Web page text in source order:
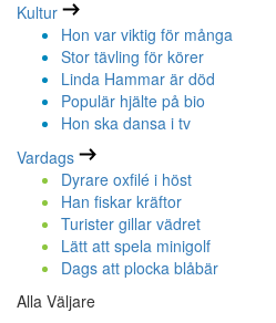
Kultur
Hon var viktig för många
Stor tävling för körer
Linda Hammar är död
Populär hjälte på bio
Hon ska dansa i tv
Vardags
Dyrare oxfilé i höst
Han fiskar kräftor
Turister gillar vädret
Lätt att spela minigolf
Dags att plocka blåbär
Alla Väljare